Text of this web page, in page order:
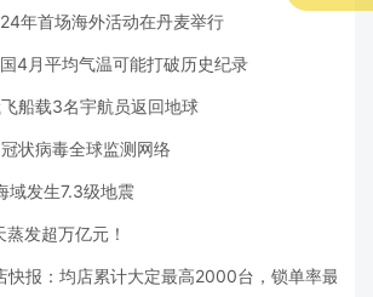
年首场海外活动在丹麦举行
4月平均气温可能打破历史纪录
船载3名宇航员返回地球
状病毒全球监测网络
域发生7.3级地震
发超万亿元！
快报：均店累计大定最高2000台，锁单率最高